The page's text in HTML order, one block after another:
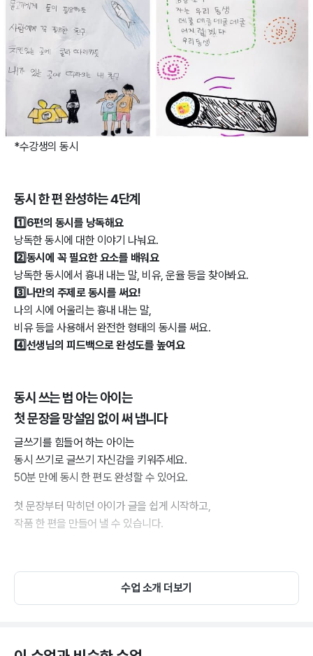
*수강생의 동시
동시 한 편 완성하는 4단계
1️⃣6편의 동시를 낭독해요
낭독한 동시에 대한 이야기 나눠요.
2️⃣동시에 꼭 필요한 요소를 배워요
낭독한 동시에서 흉내 내는 말, 비유, 운율 등을 찾아봐요.
3️⃣나만의 주제로 동시를 써요!
나의 시에 어울리는 흉내 내는 말,
비유 등을 사용해서 완전한 형태의 동시를 써요.
4️⃣선생님의 피드백으로 완성도를 높여요
동시 쓰는 법 아는 아이는
첫 문장을 망설임 없이 써 냅니다
글쓰기를 힘들어 하는 아이는
동시 쓰기로 글쓰기 자신감을 키워주세요.
50분 만에 동시 한 편도 완성할 수 있어요.
첫 문장부터 막히던 아이가 글을 쉽게 시작하고,
작품 한 편을 만들어 낼 수 있습니다.
수업 소개 더보기